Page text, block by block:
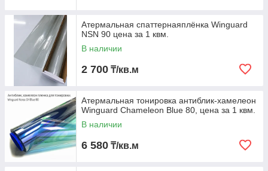
Атермальная спаттернаяплёнка Winguard
NSN 90 цена за 1 квм.
В наличии
2 700 ₸/кв.м
Атермальная тонировка антиблик-хамелеон
Winguard Chameleon Blue 80, цена за 1 квм.
В наличии
6 580 ₸/кв.м